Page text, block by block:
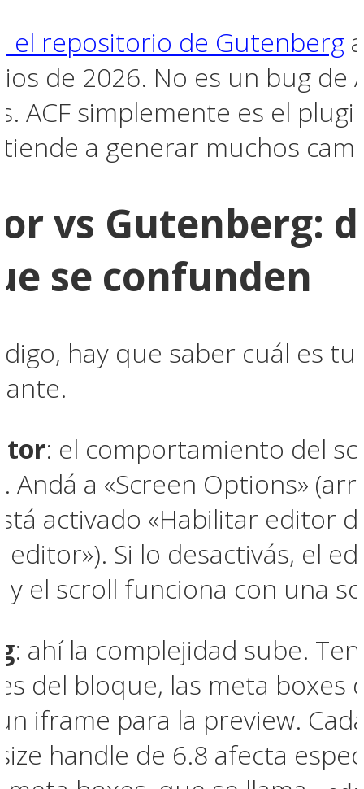
el repositorio de Gutenberg
de 2026. No es un bug de
ACF simplemente es el
a generar muchos
vs Gutenberg:
se confunden
hay que saber cuál es
: el comportamiento del
Andá a «Screen Options»
activado «Habilitar editor
Si lo desactivás, el
el scroll funciona con una
: ahí la complejidad sube.
del bloque, las meta boxes
iframe para la preview.
handle de 6.8 afecta